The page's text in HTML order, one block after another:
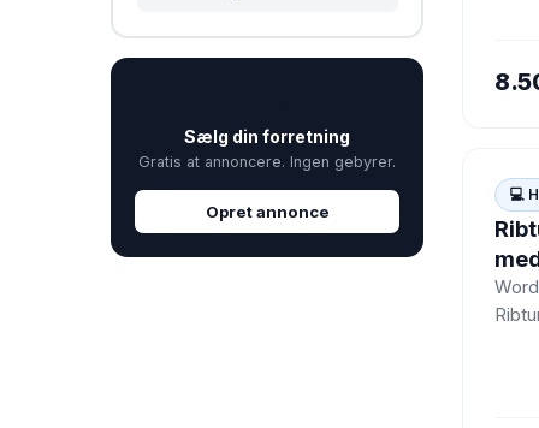
Sælg din forretning
Gratis at annoncere. Ingen gebyrer.
Opret annonce 💻
💻